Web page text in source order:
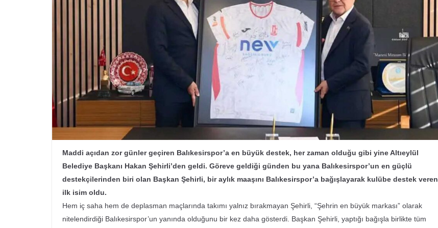
Maddi açıdan zor günler geçiren Balıkesirspor’a en büyük destek, her zaman olduğu gibi yine Altıeylül
Belediye Başkanı Hakan Şehirli’den geldi. Göreve geldiği günden bu yana Balıkesirspor’un en güçlü
destekçilerinden biri olan Başkan Şehirli, bir aylık maaşını Balıkesirspor’a bağışlayarak kulübe destek veren
ilk isim oldu.
Hem iç saha hem de deplasman maçlarında takımı yalnız bırakmayan Şehirli, “Şehrin en büyük markası” olarak
nitelendirdiği Balıkesirspor’un yanında olduğunu bir kez daha gösterdi. Başkan Şehirli, yaptığı bağışla birlikte tüm